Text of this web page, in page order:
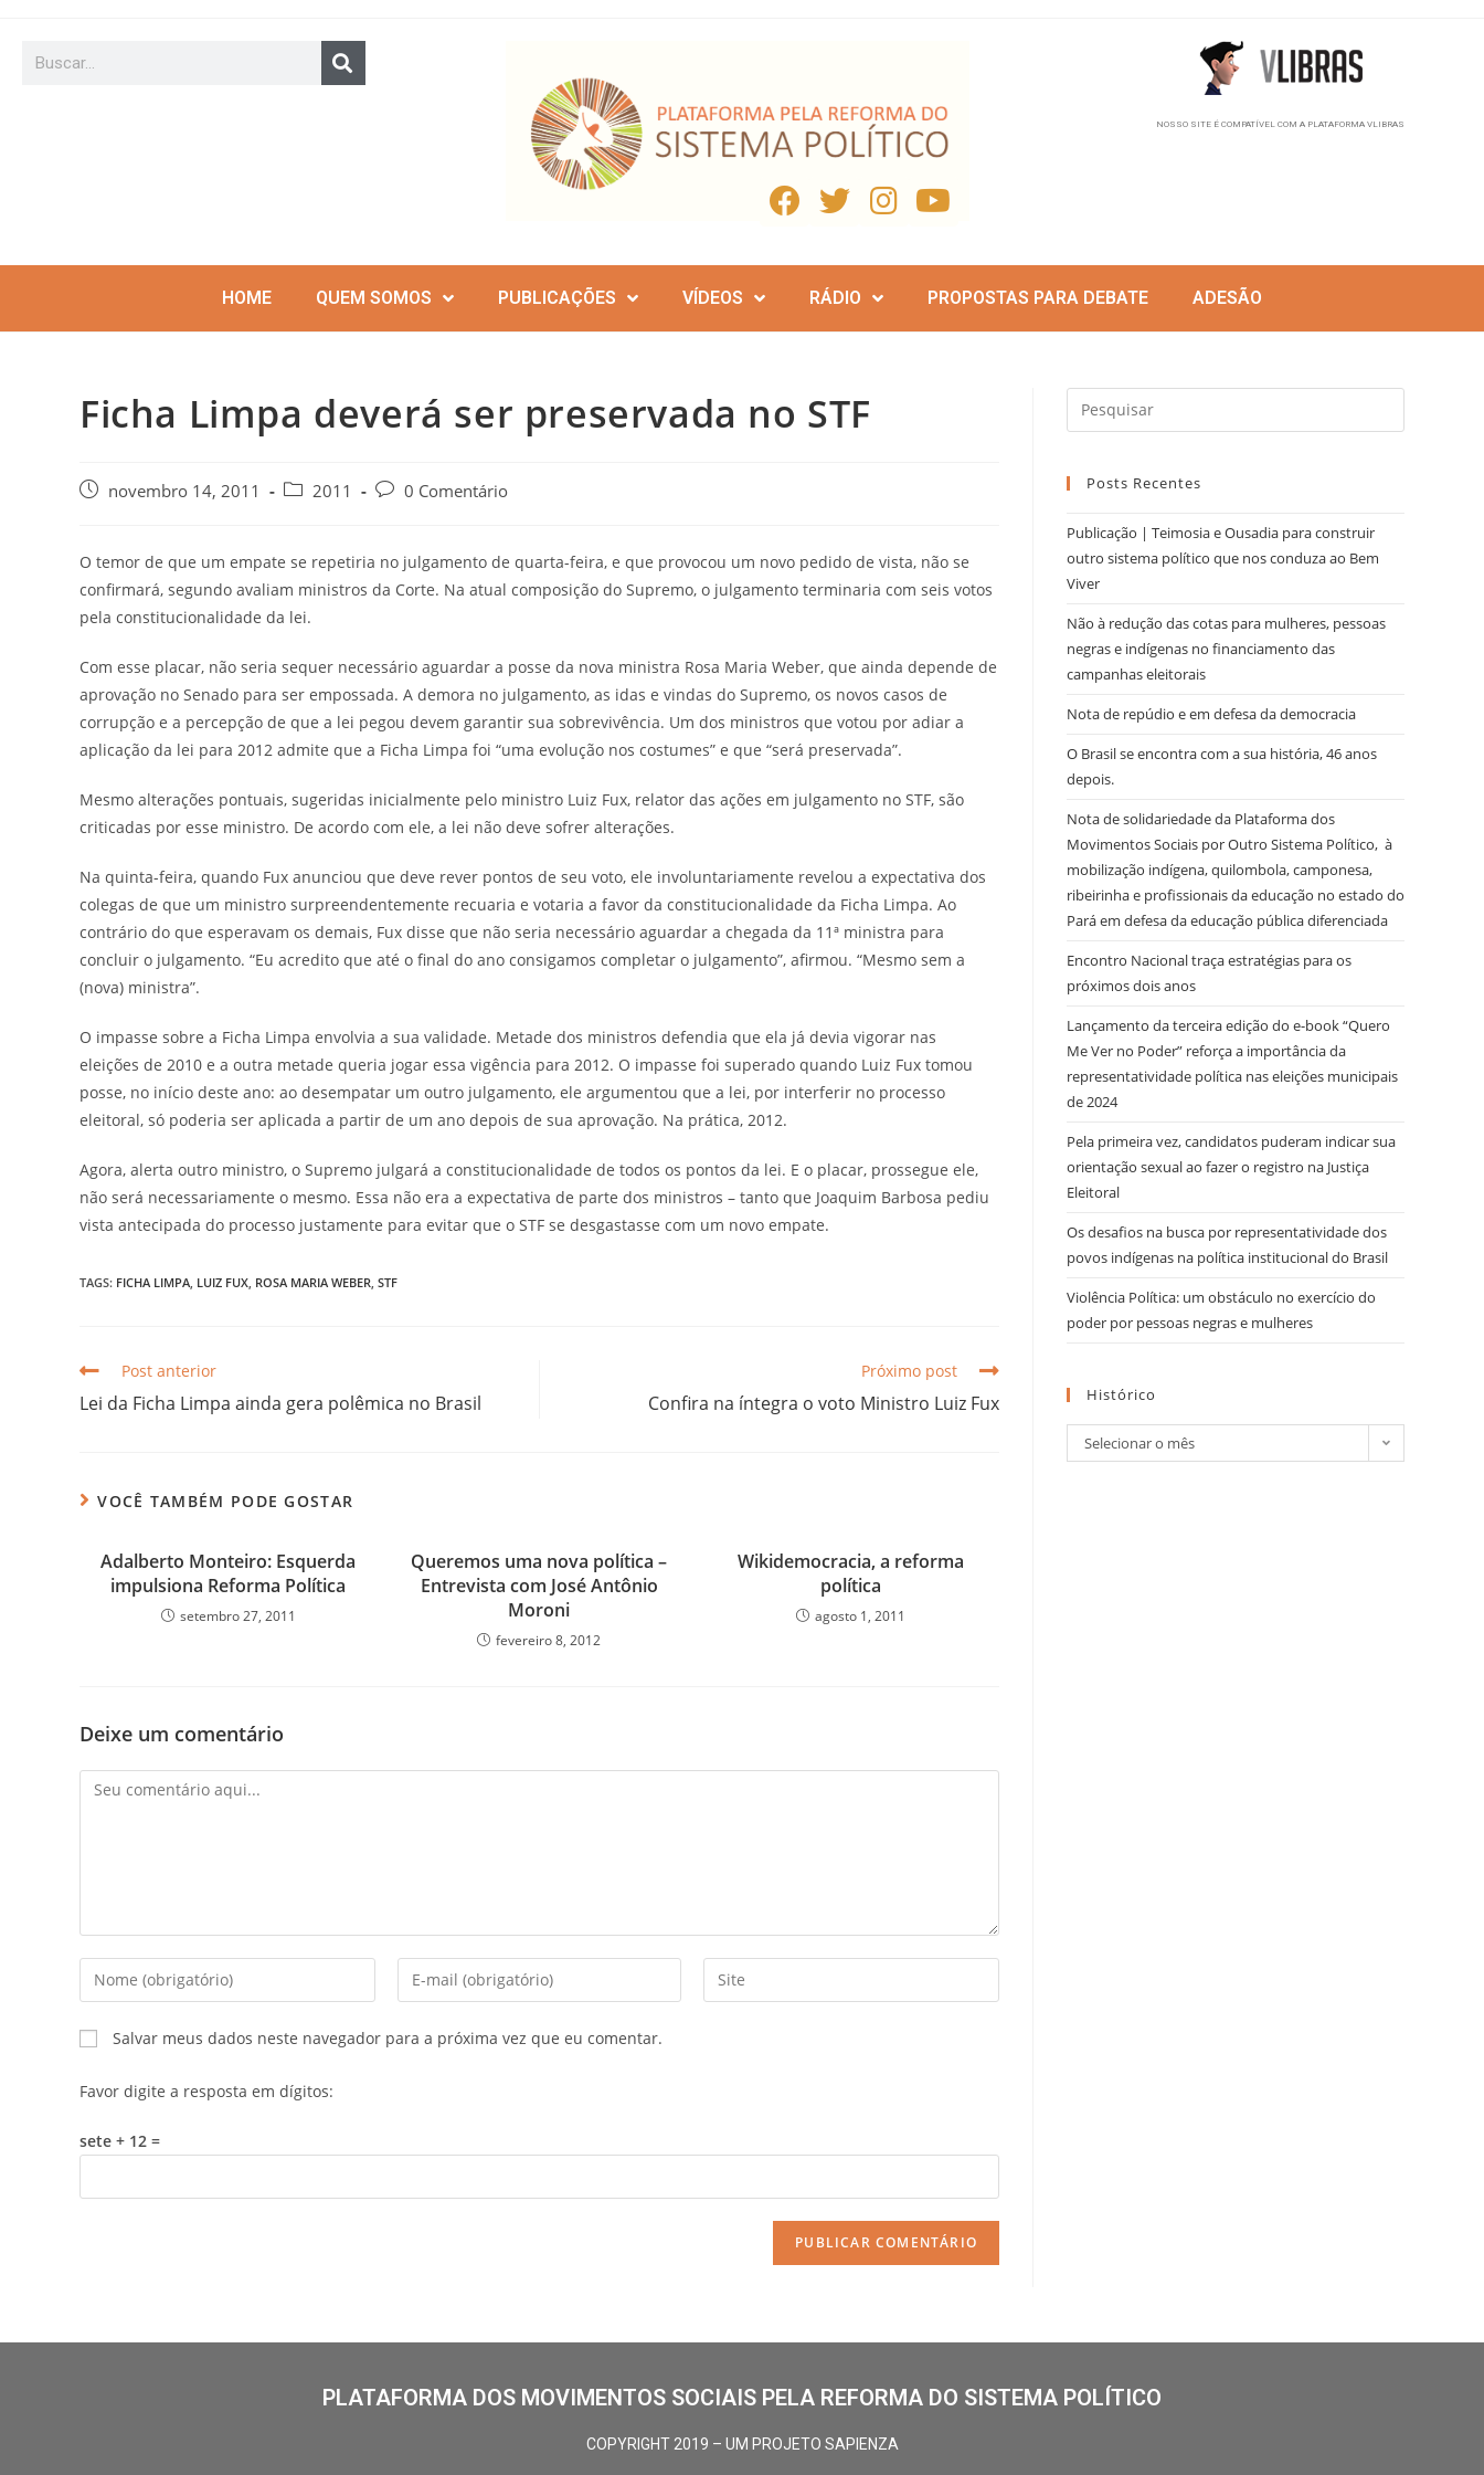
NOSSO SITE É COMPATÍVEL COM A PLATAFORMA VLIBRAS
HOME QUEM SOMOS PUBLICAÇÕES VÍDEOS RÁDIO PROPOSTAS PARA DEBATE ADESÃO
Ficha Limpa deverá ser preservada no STF
novembro 14, 2011 2011 0 Comentário
O temor de que um empate se repetiria no julgamento de quarta-feira, e que provocou um novo pedido de vista, não se
confirmará, segundo avaliam ministros da Corte. Na atual composição do Supremo, o julgamento terminaria com seis votos
pela constitucionalidade da lei.
Com esse placar, não seria sequer necessário aguardar a posse da nova ministra Rosa Maria Weber, que ainda depende de
aprovação no Senado para ser empossada. A demora no julgamento, as idas e vindas do Supremo, os novos casos de
corrupção e a percepção de que a lei pegou devem garantir sua sobrevivência. Um dos ministros que votou por adiar a
aplicação da lei para 2012 admite que a Ficha Limpa foi “uma evolução nos costumes” e que “será preservada”.
Mesmo alterações pontuais, sugeridas inicialmente pelo ministro Luiz Fux, relator das ações em julgamento no STF, são
criticadas por esse ministro. De acordo com ele, a lei não deve sofrer alterações.
Na quinta-feira, quando Fux anunciou que deve rever pontos de seu voto, ele involuntariamente revelou a expectativa dos
colegas de que um ministro surpreendentemente recuaria e votaria a favor da constitucionalidade da Ficha Limpa. Ao
contrário do que esperavam os demais, Fux disse que não seria necessário aguardar a chegada da 11ª ministra para
concluir o julgamento. “Eu acredito que até o final do ano consigamos completar o julgamento”, afirmou. “Mesmo sem a
(nova) ministra”.
O impasse sobre a Ficha Limpa envolvia a sua validade. Metade dos ministros defendia que ela já devia vigorar nas
eleições de 2010 e a outra metade queria jogar essa vigência para 2012. O impasse foi superado quando Luiz Fux tomou
posse, no início deste ano: ao desempatar um outro julgamento, ele argumentou que a lei, por interferir no processo
eleitoral, só poderia ser aplicada a partir de um ano depois de sua aprovação. Na prática, 2012.
Agora, alerta outro ministro, o Supremo julgará a constitucionalidade de todos os pontos da lei. E o placar, prossegue ele,
não será necessariamente o mesmo. Essa não era a expectativa de parte dos ministros – tanto que Joaquim Barbosa pediu
vista antecipada do processo justamente para evitar que o STF se desgastasse com um novo empate.
TAGS: FICHA LIMPA LUIZ FUX ROSA MARIA WEBER STF
Post anterior
Lei da Ficha Limpa ainda gera polêmica no Brasil
Próximo post
Confira na íntegra o voto Ministro Luiz Fux
VOCÊ TAMBÉM PODE GOSTAR
Adalberto Monteiro: Esquerda
impulsiona Reforma Política
setembro 27, 2011
Queremos uma nova política –
Entrevista com José Antônio
Moroni
fevereiro 8, 2012
Wikidemocracia, a reforma
política
agosto 1, 2011
Deixe um comentário
Salvar meus dados neste navegador para a próxima vez que eu comentar.
Favor digite a resposta em dígitos:
sete + 12 =
Posts Recentes
Publicação | Teimosia e Ousadia para construir
outro sistema político que nos conduza ao Bem
Viver
Não à redução das cotas para mulheres, pessoas
negras e indígenas no financiamento das
campanhas eleitorais
Nota de repúdio e em defesa da democracia
O Brasil se encontra com a sua história, 46 anos
depois.
Nota de solidariedade da Plataforma dos
Movimentos Sociais por Outro Sistema Político, à
mobilização indígena, quilombola, camponesa,
ribeirinha e profissionais da educação no estado do
Pará em defesa da educação pública diferenciada
Encontro Nacional traça estratégias para os
próximos dois anos
Lançamento da terceira edição do e-book “Quero
Me Ver no Poder” reforça a importância da
representatividade política nas eleições municipais
de 2024
Pela primeira vez, candidatos puderam indicar sua
orientação sexual ao fazer o registro na Justiça
Eleitoral
Os desafios na busca por representatividade dos
povos indígenas na política institucional do Brasil
Violência Política: um obstáculo no exercício do
poder por pessoas negras e mulheres
Histórico
Selecionar o mês
PLATAFORMA DOS MOVIMENTOS SOCIAIS PELA REFORMA DO SISTEMA POLÍTICO
COPYRIGHT 2019 – UM PROJETO SAPIENZA